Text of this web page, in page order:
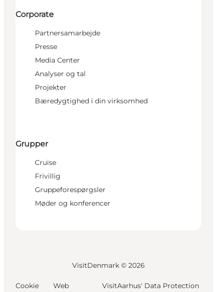
Corporate
Partnersamarbejde
Presse
Media Center
Analyser og tal
Projekter
Bæredygtighed i din virksomhed
Grupper
Cruise
Frivillig
Gruppeforespørgsler
Møder og konferencer
VisitDenmark © 2026
Cookie
Web
VisitAarhus' Data Protection